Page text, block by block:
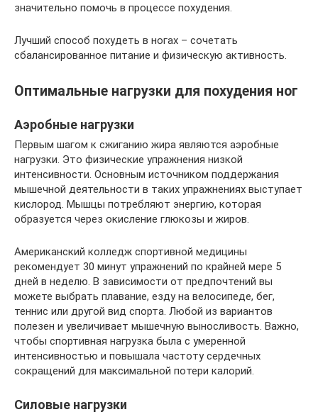
значительно помочь в процессе похудения.
Лучший способ похудеть в ногах – сочетать
сбалансированное питание и физическую активность.
Оптимальные нагрузки для похудения ног
Аэробные нагрузки
Первым шагом к сжиганию жира являются аэробные
нагрузки. Это физические упражнения низкой
интенсивности. Основным источником поддержания
мышечной деятельности в таких упражнениях выступает
кислород. Мышцы потребляют энергию, которая
образуется через окисление глюкозы и жиров.
Американский колледж спортивной медицины
рекомендует 30 минут упражнений по крайней мере 5
дней в неделю. В зависимости от предпочтений вы
можете выбрать плавание, езду на велосипеде, бег,
теннис или другой вид спорта. Любой из вариантов
полезен и увеличивает мышечную выносливость. Важно,
чтобы спортивная нагрузка была с умеренной
интенсивностью и повышала частоту сердечных
сокращений для максимальной потери калорий.
Силовые нагрузки